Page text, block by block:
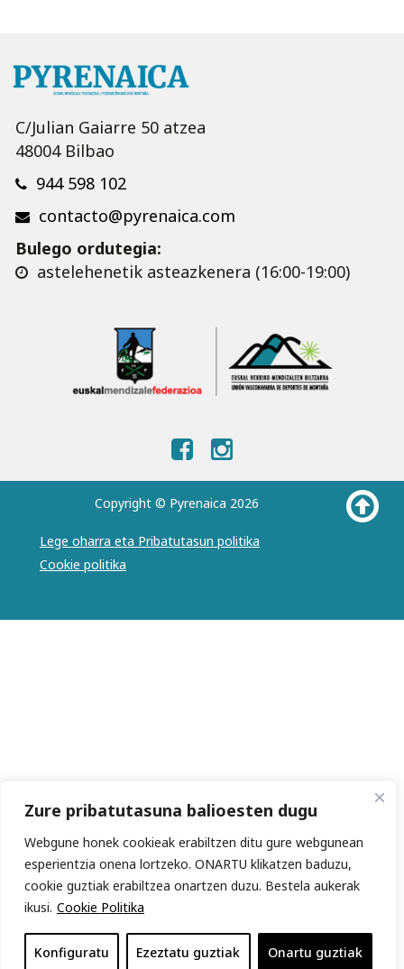
Zure pribatutasuna balioesten dugu
Webgune honek cookieak erabiltzen ditu gure webgunean
esperientzia onena lortzeko. ONARTU klikatzen baduzu,
cookie guztiak erabiltzea onartzen duzu. Bestela aukerak
ikusi. Cookie Politika
Konfiguratu Ezeztatu guztiak Onartu guztiak
C/Julian Gaiarre 50 atzea
48004 Bilbao
944 598 102
contacto@pyrenaica.com
Bulego ordutegia:
astelehenetik asteazkenera (16:00-19:00)
Copyright © Pyrenaica 2026
Lege oharra eta Pribatutasun politika
Cookie politika